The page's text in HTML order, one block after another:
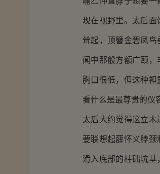
现在视野里。太后
耸起，顶簪金碧凤
闻中那般方额广颐
胸口很低，但这种
看什么是最尊贵的仪
太后大约觉得这立
要联想起薛怀义脖
滑入底部的柱础坑